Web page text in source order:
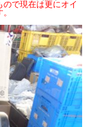
で現在は更にオイ